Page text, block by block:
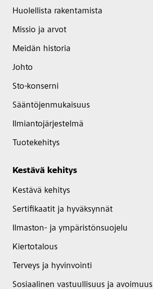
Huolellista rakentamista
Missio ja arvot
Meidän historia
Johto
Sto-konserni
Sääntöjenmukaisuus
Ilmiantojärjestelmä
Tuotekehitys
Kestävä kehitys
Kestävä kehitys
Sertifikaatit ja hyväksynnät
Ilmaston- ja ympäristönsuojelu
Kiertotalous
Terveys ja hyvinvointi
Sosiaalinen vastuullisuus ja avoimuus